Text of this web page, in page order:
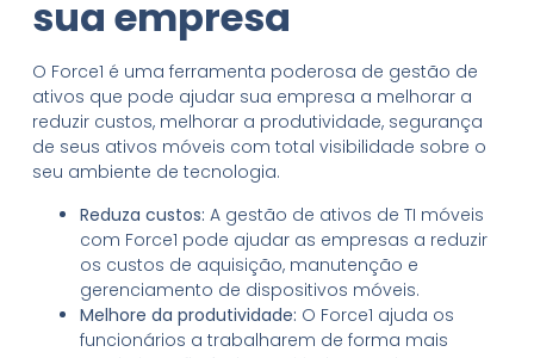
sua empresa
O Force1 é uma ferramenta poderosa de gestão de
ativos que pode ajudar sua empresa a melhorar a
reduzir custos, melhorar a produtividade, segurança
de seus ativos móveis com total visibilidade sobre o
seu ambiente de tecnologia.
Reduza custos: A gestão de ativos de TI móveis
com Force1 pode ajudar as empresas a reduzir
os custos de aquisição, manutenção e
gerenciamento de dispositivos móveis.
Melhore da produtividade: O Force1 ajuda os
funcionários a trabalharem de forma mais